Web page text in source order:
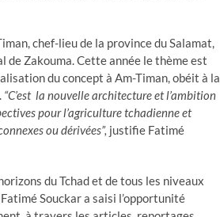
chef-lieu de la province du Salamat,
de Zakouma. Cette année le thème est
du concept à Am-Timan, obéit à la
“C’est la nouvelle architecture et l’ambition
pour l’agriculture tchadienne et
ou dérivées”, justifie Fatimé
du Tchad et de tous les niveaux
Souckar a saisi l’opportunité